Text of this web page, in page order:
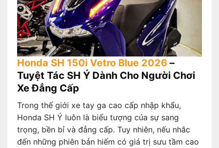
Honda SH 150i Vetro Blue 2026 –
Tuyệt Tác SH Ý Dành Cho Người Chơi
Xe Đẳng Cấp
Trong thế giới xe tay ga cao cấp nhập khẩu,
Honda SH Ý luôn là biểu tượng của sự sang
trọng, bền bỉ và đẳng cấp. Tuy nhiên, nếu nhắc
đến những phiên bản hiếm có giá trị sưu tầm cao